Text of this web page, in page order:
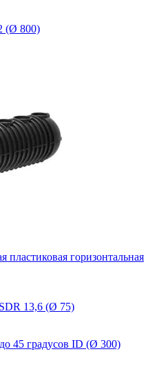
(Ø 800)
пластиковая горизонтальная
13,6 (Ø 75)
45 градусов ID (Ø 300)